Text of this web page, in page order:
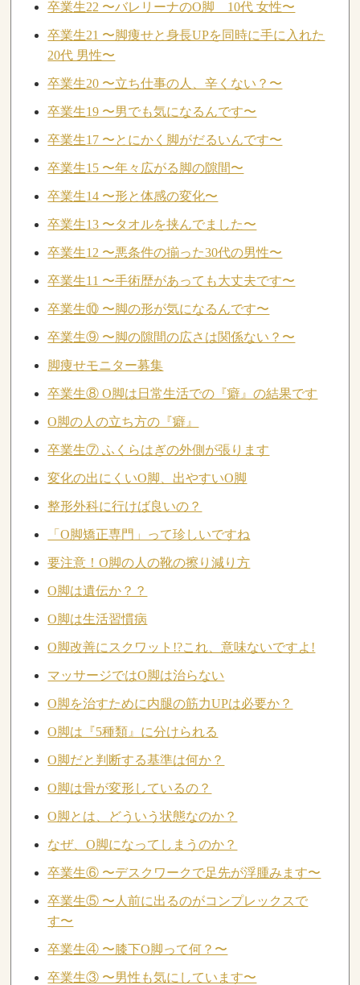
卒業生22 〜バレリーナのO脚 10代 女性〜
卒業生21 〜脚痩せと身長UPを同時に手に入れた
20代 男性〜
卒業生20 〜立ち仕事の人、辛くない？〜
卒業生19 〜男でも気になるんです〜
卒業生17 〜とにかく脚がだるいんです〜
卒業生15 〜年々広がる脚の隙間〜
卒業生14 〜形と体感の変化〜
卒業生13 〜タオルを挟んでました〜
卒業生12 〜悪条件の揃った30代の男性〜
卒業生11 〜手術歴があっても大丈夫です〜
卒業生⑩ 〜脚の形が気になるんです〜
卒業生⑨ 〜脚の隙間の広さは関係ない？〜
脚痩せモニター募集
卒業生⑧ O脚は日常生活での『癖』の結果です
O脚の人の立ち方の『癖』
卒業生⑦ ふくらはぎの外側が張ります
変化の出にくいO脚、出やすいO脚
整形外科に行けば良いの？
「O脚矯正専門」って珍しいですね
要注意！O脚の人の靴の擦り減り方
O脚は遺伝か？？
O脚は生活習慣病
O脚改善にスクワット!?これ、意味ないですよ!
マッサージではO脚は治らない
O脚を治すために内腿の筋力UPは必要か？
O脚は『5種類』に分けられる
O脚だと判断する基準は何か？
O脚は骨が変形しているの？
O脚とは、どういう状態なのか？
なぜ、O脚になってしまうのか？
卒業生⑥ 〜デスクワークで足先が浮腫みます〜
卒業生⑤ 〜人前に出るのがコンプレックスで
す〜
卒業生④ 〜膝下O脚って何？〜
卒業生③ 〜男性も気にしています〜